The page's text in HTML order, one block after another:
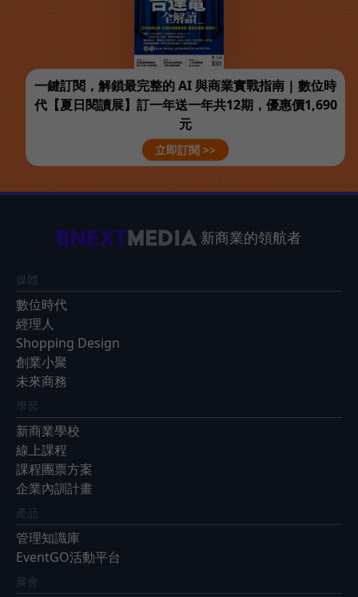
一鍵訂閱，解鎖最完整的 AI 與商業實戰指南 | 數位時
代【夏日閱讀展】訂一年送一年共12期，優惠價1,690
元
立即訂閱 >>
新商業的領航者
媒體
數位時代
經理人
Shopping Design
創業小聚
未來商務
學習
新商業學校
線上課程
課程團票方案
企業內訓計畫
產品
管理知識庫
EventGO活動平台
展會